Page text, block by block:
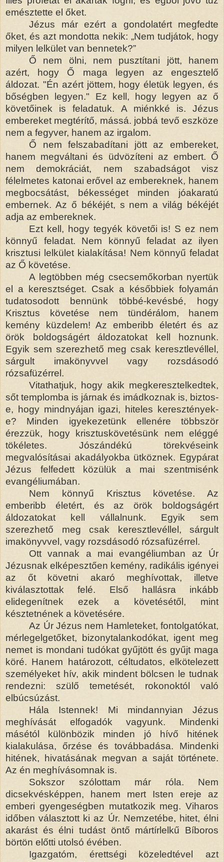
emésztette el őket.
Jézus már ezért a gondolatért megfedte
őket, és azt mondotta nekik: „Nem tudjátok, hogy
milyen lelkület van bennetek?”
Ő nem ölni, nem pusztítani jött, hanem
azért, hogy Ő maga legyen az engesztelő
áldozat. "Én azért jöttem, hogy életük legyen, és
bőségben legyen." Ez kell, hogy legyen az ő
követőinek is feladatuk. A miénkké is. Jézus
embereket megtérítő, mássá. jobbá tevő eszköze
nem a fegyver, hanem az irgalom.
Ő nem felszabadítani jött az embereket,
hanem megváltani és üdvözíteni az embert. Ő
nem demokráciát, nem szabadságot visz
félelmetes katonai erővel az embereknek, hanem
megbocsátást, békességet minden jóakaratú
embernek. Az ő békéjét, s nem a világ békéjét
adja az embereknek.
Ezt kell, hogy tegyék követői is! S ez nem
könnyű feladat. Nem könnyű feladat az ilyen
krisztusi lelkület kialakítása! Nem könnyű feladat
az Ő követése.
A legtöbben még csecsemőkorban nyertük
el a keresztséget. Csak a későbbiek folyamán
tudatosodott bennünk többé-kevésbé, hogy
Krisztus követése nem tündérálom, hanem
kemény küzdelem! Az emberibb életért és az
örök boldogságért áldozatokat kell hoznunk.
Egyik sem szerezhető meg csak keresztlevéllel,
sárgult imakönyvvel vagy rozsdásodó
rózsafüzérrel.
Vitathatjuk, hogy akik megkeresztelkedtek,
sőt templomba is járnak és imádkoznak is, biztos-
e, hogy mindnyájan igazi, hiteles keresztények-
e? Minden igyekezetünk ellenére többször
érezzük, hogy krisztuskövetésünk nem eléggé
tökéletes. Jószándékú törekvéseink
megvalósításai akadályokba ütköznek. Egypárat
Jézus felfedett közülük a mai szentmisénk
evangéliumában.
Nem könnyű Krisztus követése. Az
emberibb életért, és az örök boldogságért
áldozatokat kell vállalnunk. Egyik sem
szerezhető meg csak keresztlevéllel, sárgult
imakönyvvel, vagy rozsdásodó rózsafüzérrel.
Ott vannak a mai evangéliumban az Úr
Jézusnak elképesztően kemény, radikális igényei
az őt követni akaró meghívottak, illetve
kiválasztottak felé. Első hallásra inkább
elidegenítnek ezek a követésétől, mint
késztetnének a követésére.
Az Úr Jézus nem Hamleteket, fontolgatókat,
mérlegelgetőket, bizonytalankodókat, igent meg
nemet is mondani tudókat gyűjtött és gyűjt maga
köré. Hanem határozott, céltudatos, elkötelezett
személyeket hív, akik mindent bölcsen le tudnak
rendezni: szülő temetését, rokonoktól való
elbúcsúzást.
Hála Istennek! Mi mindannyian Jézus
meghívását elfogadók vagyunk. Mindenki
másétól különbözik minden jó hívő hitének
kialakulása, őrzése és továbbadása. Mindenki
hitének, hivatásának megvan a saját története.
Az én meghívásomnak is.
Sokszor szólottam már róla. Nem
dicsekvésképpen, hanem mert Isten ereje az
emberi gyengeségben mutatkozik meg. Viharos
időben választott ki az Úr. Nemzetébe, hitet, élni
akarást és élni tudást öntő mártírlelkű Bíboros
börtön előtti utolsó évében.
Igazgatóm, érettségi közeledtével azt